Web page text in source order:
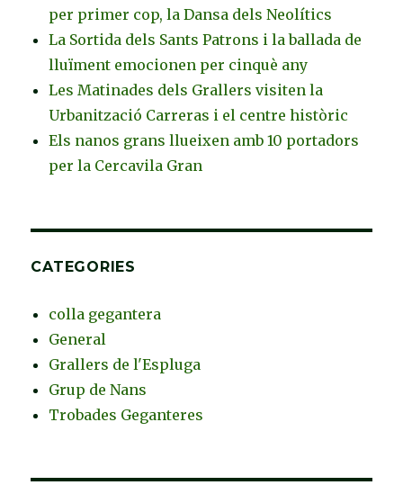
per primer cop, la Dansa dels Neolítics
La Sortida dels Sants Patrons i la ballada de
lluïment emocionen per cinquè any
Les Matinades dels Grallers visiten la
Urbanització Carreras i el centre històric
Els nanos grans llueixen amb 10 portadors
per la Cercavila Gran
CATEGORIES
colla gegantera
General
Grallers de l'Espluga
Grup de Nans
Trobades Geganteres